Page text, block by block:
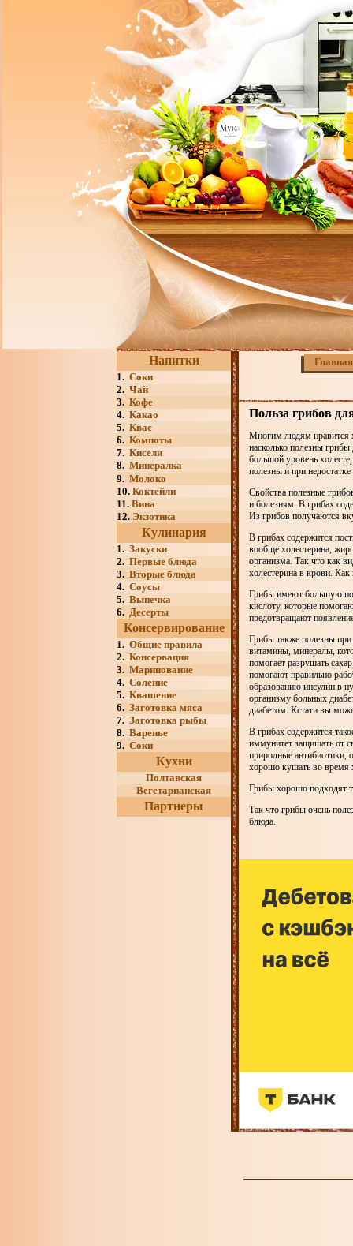
Напитки
1. Соки
2. Чай
3. Кофе
4. Какао
5. Квас
6. Компоты
7. Кисели
8. Минералка
9. Молоко
10. Коктейли
11. Вина
12. Экзотика
Кулинария
1. Закуски
2. Первые блюда
3. Вторые блюда
4. Соусы
5. Выпечка
6. Десерты
Консервирование
1. Общие правила
2. Консервация
3. Маринование
4. Соление
5. Квашение
6. Заготовка мяса
7. Заготовка рыбы
8. Варенье
9. Соки
Кухни
Полтавская
Вегетарианская
Партнеры
Главная
Польза грибов
Многим людям нравится
насколько полезны
большой уровень
полезны и при
Свойства полезные
и болезням. В грибах
Из грибов получаются
В грибах содержится
вообще холестерина,
организма. Так что как
холестерина в крови.
Грибы имеют большую
кислоту, которые
предотвращают
Грибы также полезны
витамины, минералы,
помогает разрушать
помогают правильно
образованию инсулин в
организму больных
диабетом. Кстати вы
В грибах содержится
иммунитет защищать от
природные антибиотики,
хорошо кушать во время
Грибы хорошо подходят
Так что грибы очень
блюда.